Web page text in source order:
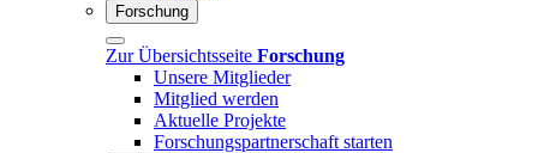
Forschung
Zur Übersichtsseite Forschung
Unsere Mitglieder
Mitglied werden
Aktuelle Projekte
Forschungspartnerschaft starten